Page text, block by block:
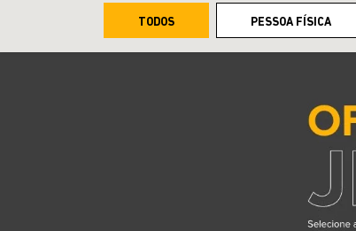
TODOS PESSOA FÍSICA